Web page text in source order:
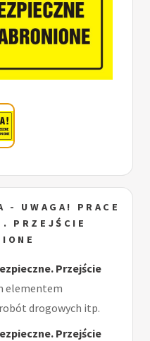
- UWAGA! PRACE
PRZEJŚCIE
Przejście
elementem
drogowych itp.
Przejście